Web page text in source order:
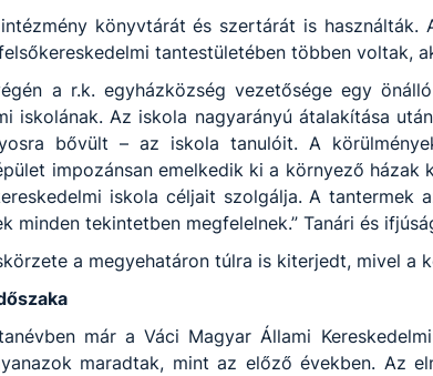
könyvtárát és szertárát is
tantestületében többen voltak,
a r.k. egyházközség vezetősége egy
iskolának. Az iskola nagyarányú átalakítása
bővült – az iskola tanulóit. A
impozánsan emelkedik ki a környező
iskola céljait szolgálja. A tantermek
minden tekintetben megfelelnek.” Tanári és
a megyehatáron túlra is kiterjedt, mivel
már a Váci Magyar Állami
maradtak, mint az előző években. Az